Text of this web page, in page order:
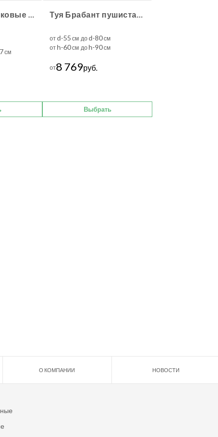
Ролики пластиковые КУБИКО
см
Туя Брабант пушистая шаровидная уличная
отd-55 см доd-80см
отh-60см доh-90см
от8 769руб.
Выбрать
О КОМПАНИИ НОВОСТИ